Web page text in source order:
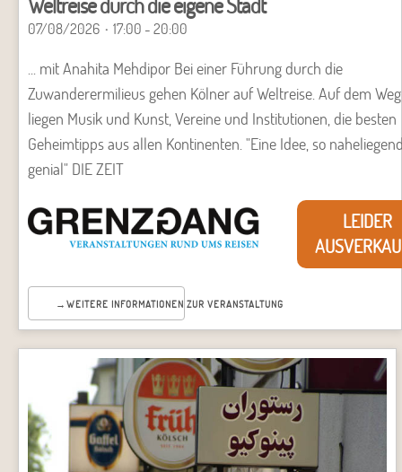
07/08/2026 17:00 - 20:00
... mit Anahita Mehdipor Bei einer Führung durch die
Zuwanderermilieus gehen Kölner auf Weltreise. Auf dem Weg
liegen Musik und Kunst, Vereine und Institutionen, die besten
Geheimtipps aus allen Kontinenten. "Eine Idee, so
genial" DIE ZEIT
LEIDER
WEITERE INFORMATIONEN